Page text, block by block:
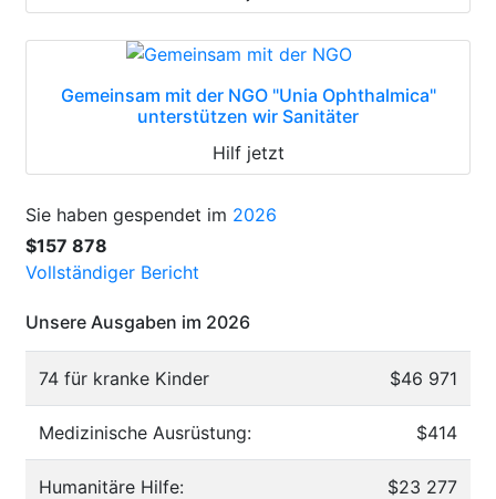
Gemeinsam mit der NGO "Unia Ophthalmica"
unterstützen wir Sanitäter
Hilf jetzt
Sie haben gespendet im 2026
$157 878
Vollständiger Bericht
Unsere Ausgaben im 2026
74 für kranke Kinder $46 971
Medizinische Ausrüstung: $414
Humanitäre Hilfe: $23 277